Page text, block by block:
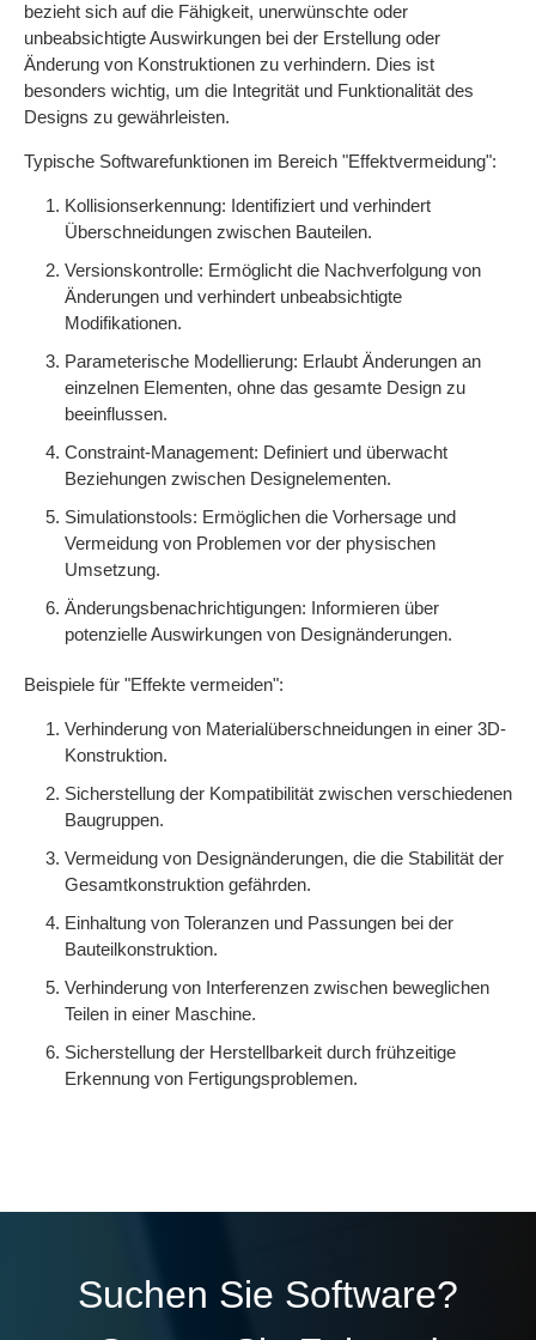
bezieht sich auf die Fähigkeit, unerwünschte oder
unbeabsichtigte Auswirkungen bei der Erstellung oder
Änderung von Konstruktionen zu verhindern. Dies ist
besonders wichtig, um die Integrität und Funktionalität des
Designs zu gewährleisten.
Typische Softwarefunktionen im Bereich "Effektvermeidung":
Kollisionserkennung: Identifiziert und verhindert
Überschneidungen zwischen Bauteilen.
Versionskontrolle: Ermöglicht die Nachverfolgung von
Änderungen und verhindert unbeabsichtigte
Modifikationen.
Parameterische Modellierung: Erlaubt Änderungen an
einzelnen Elementen, ohne das gesamte Design zu
beeinflussen.
Constraint-Management: Definiert und überwacht
Beziehungen zwischen Designelementen.
Simulationstools: Ermöglichen die Vorhersage und
Vermeidung von Problemen vor der physischen
Umsetzung.
Änderungsbenachrichtigungen: Informieren über
potenzielle Auswirkungen von Designänderungen.
Beispiele für "Effekte vermeiden":
Verhinderung von Materialüberschneidungen in einer 3D-
Konstruktion.
Sicherstellung der Kompatibilität zwischen verschiedenen
Baugruppen.
Vermeidung von Designänderungen, die die Stabilität der
Gesamtkonstruktion gefährden.
Einhaltung von Toleranzen und Passungen bei der
Bauteilkonstruktion.
Verhinderung von Interferenzen zwischen beweglichen
Teilen in einer Maschine.
Sicherstellung der Herstellbarkeit durch frühzeitige
Erkennung von Fertigungsproblemen.
Suchen Sie Software?